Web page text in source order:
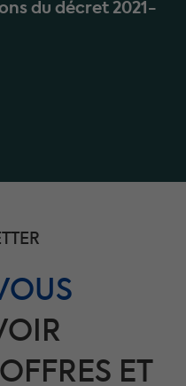
du décret 2021-
ET